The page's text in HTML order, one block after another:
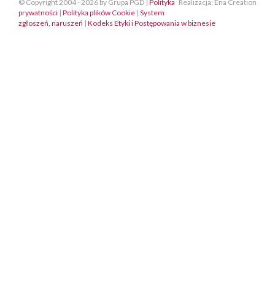
Realizacja: Ena Creation
© Copyright 2004 - 2026 by Grupa PGD | Polityka
prywatności | Polityka plików Cookie | System
zgłoszeń, naruszeń | Kodeks Etyki i Postępowania w biznesie